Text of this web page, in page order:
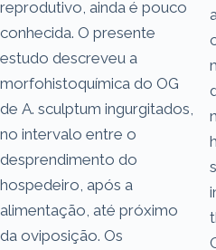
reprodutivo, ainda é pouco
conhecida. O presente
estudo descreveu a
morfohistoquímica do OG
de A. sculptum ingurgitados,
no intervalo entre o
desprendimento do
hospedeiro, após a
alimentação, até próximo
da oviposição. Os